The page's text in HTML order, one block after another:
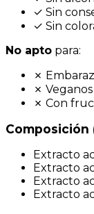
✓ Sin
✓ Sin
No apto para:
✗
✗ Veganos
✗ Con
Composición
Extracto
Extracto
Extracto
Extracto